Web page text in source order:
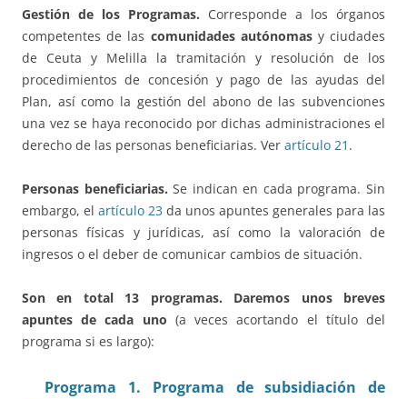
Gestión de los Programas. Corresponde a los órganos
competentes de las comunidades autónomasy ciudades
de Ceuta y Melilla la tramitación y resolución de los
procedimientos de concesión y pago de las ayudas del
Plan, así como la gestión del abono de las subvenciones
una vez se haya reconocido por dichas administraciones el
derecho de las personas beneficiarias. Ver artículo 21 .
Personas beneficiarias.Se indican en cada programa. Sin
embargo, el artículo 23 da unos apuntes generales para las
personas físicas y jurídicas, así como la valoración de
ingresos o el deber de comunicar cambios de situación.
Son en total 13 programas. Daremos unos breves
apuntes de cada uno (a veces acortando el título del
programa si es largo):
Programa 1. Programa de subsidiación de